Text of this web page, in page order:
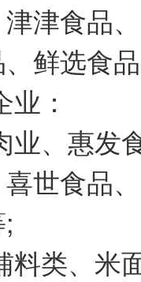
津食品
鲜选食
：
业、惠发
世食品
料类、米